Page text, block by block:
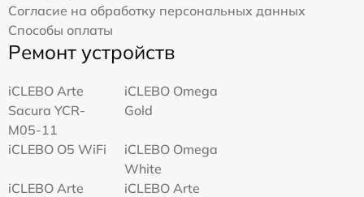
Согласие на обработку персональных данных
Способы оплаты
Ремонт устройств
iCLEBO Arte
Sacura YCR-
M05-11
iCLEBO Omega
Gold
iCLEBO O5 WiFi
iCLEBO Omega
White
iCLEBO Arte
iCLEBO Arte